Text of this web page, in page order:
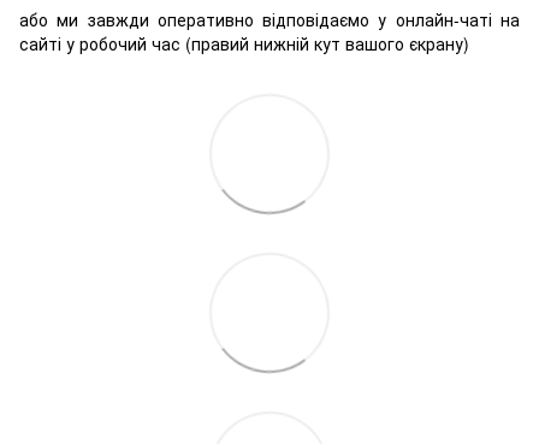
або ми завжди оперативно відповідаємо у онлайн-чаті на
сайті у робочий час (правий нижній кут вашого єкрану)